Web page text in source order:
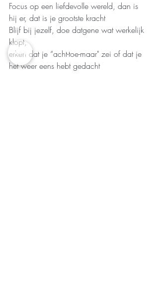
Focus op een liefdevolle wereld, dan is
hij er, dat is je grootste kracht
Blijf bij jezelf, doe datgene wat werkelijk
klopt,
erken dat je “acht-toe-maar" zei of dat je
het weer eens hebt gedacht